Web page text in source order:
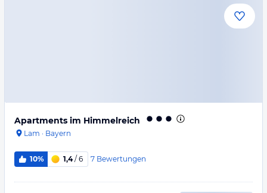
Apartments im Himmelreich
Lam · Bayern
10% 1,4/ 6 7 Bewertungen